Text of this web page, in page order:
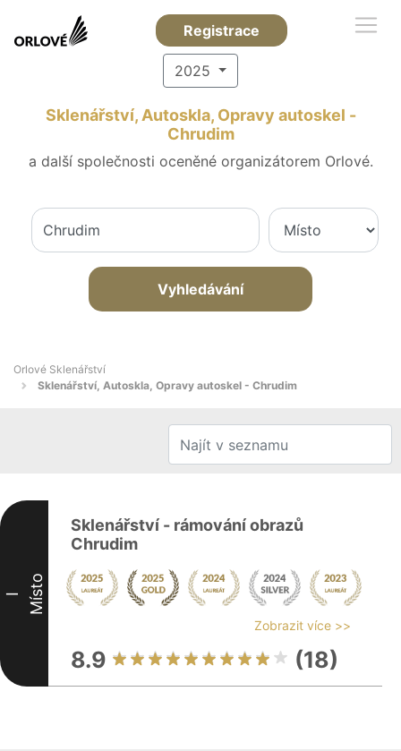
Registrace
2025
Sklenářství, Autoskla, Opravy autoskel -
Chrudim
a další společnosti oceněné organizátorem Orlové.
Vyhledávání
Orlové Sklenářství
Sklenářství, Autoskla, Opravy autoskel - Chrudim
I Místo
Sklenářství - rámování obrazů
Chrudim
Zobrazit více >>
8.9 (18)